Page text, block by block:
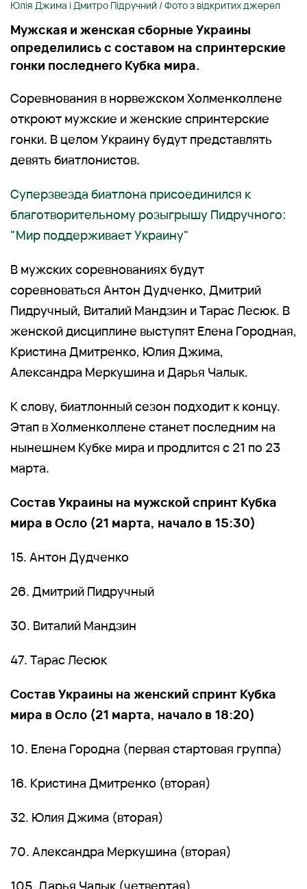
Юлія Джима і Дмитро Підручний / Фото з відкритих джерел
Мужская и женская сборные Украины
определились с составом на спринтерские
гонки последнего Кубка мира.
Соревнования в норвежском Холменколлене
откроют мужские и женские спринтерские
гонки. В целом Украину будут представлять
девять биатлонистов.
Суперзвезда биатлона присоединился к
благотворительному розыгрышу Пидручного:
"Мир поддерживает Украину"
В мужских соревнованиях будут
соревноваться Антон Дудченко, Дмитрий
Пидручный, Виталий Мандзин и Тарас Лесюк. В
женской дисциплине выступят Елена Городная,
Кристина Дмитренко, Юлия Джима,
Александра Меркушина и Дарья Чалык.
К слову, биатлонный сезон подходит к концу.
Этап в Холменколлене станет последним на
нынешнем Кубке мира и продлится с 21 по 23
марта.
Состав Украины на мужской спринт Кубка
мира в Осло (21 марта, начало в 15:30)
15. Антон Дудченко
26. Дмитрий Пидручный
30. Виталий Мандзин
47. Тарас Лесюк
Состав Украины на женский спринт Кубка
мира в Осло (21 марта, начало в 18:20)
10. Елена Городна (первая стартовая группа)
16. Кристина Дмитренко (вторая)
32. Юлия Джима (вторая)
70. Александра Меркушина (вторая)
105. Дарья Чалык (четвертая)